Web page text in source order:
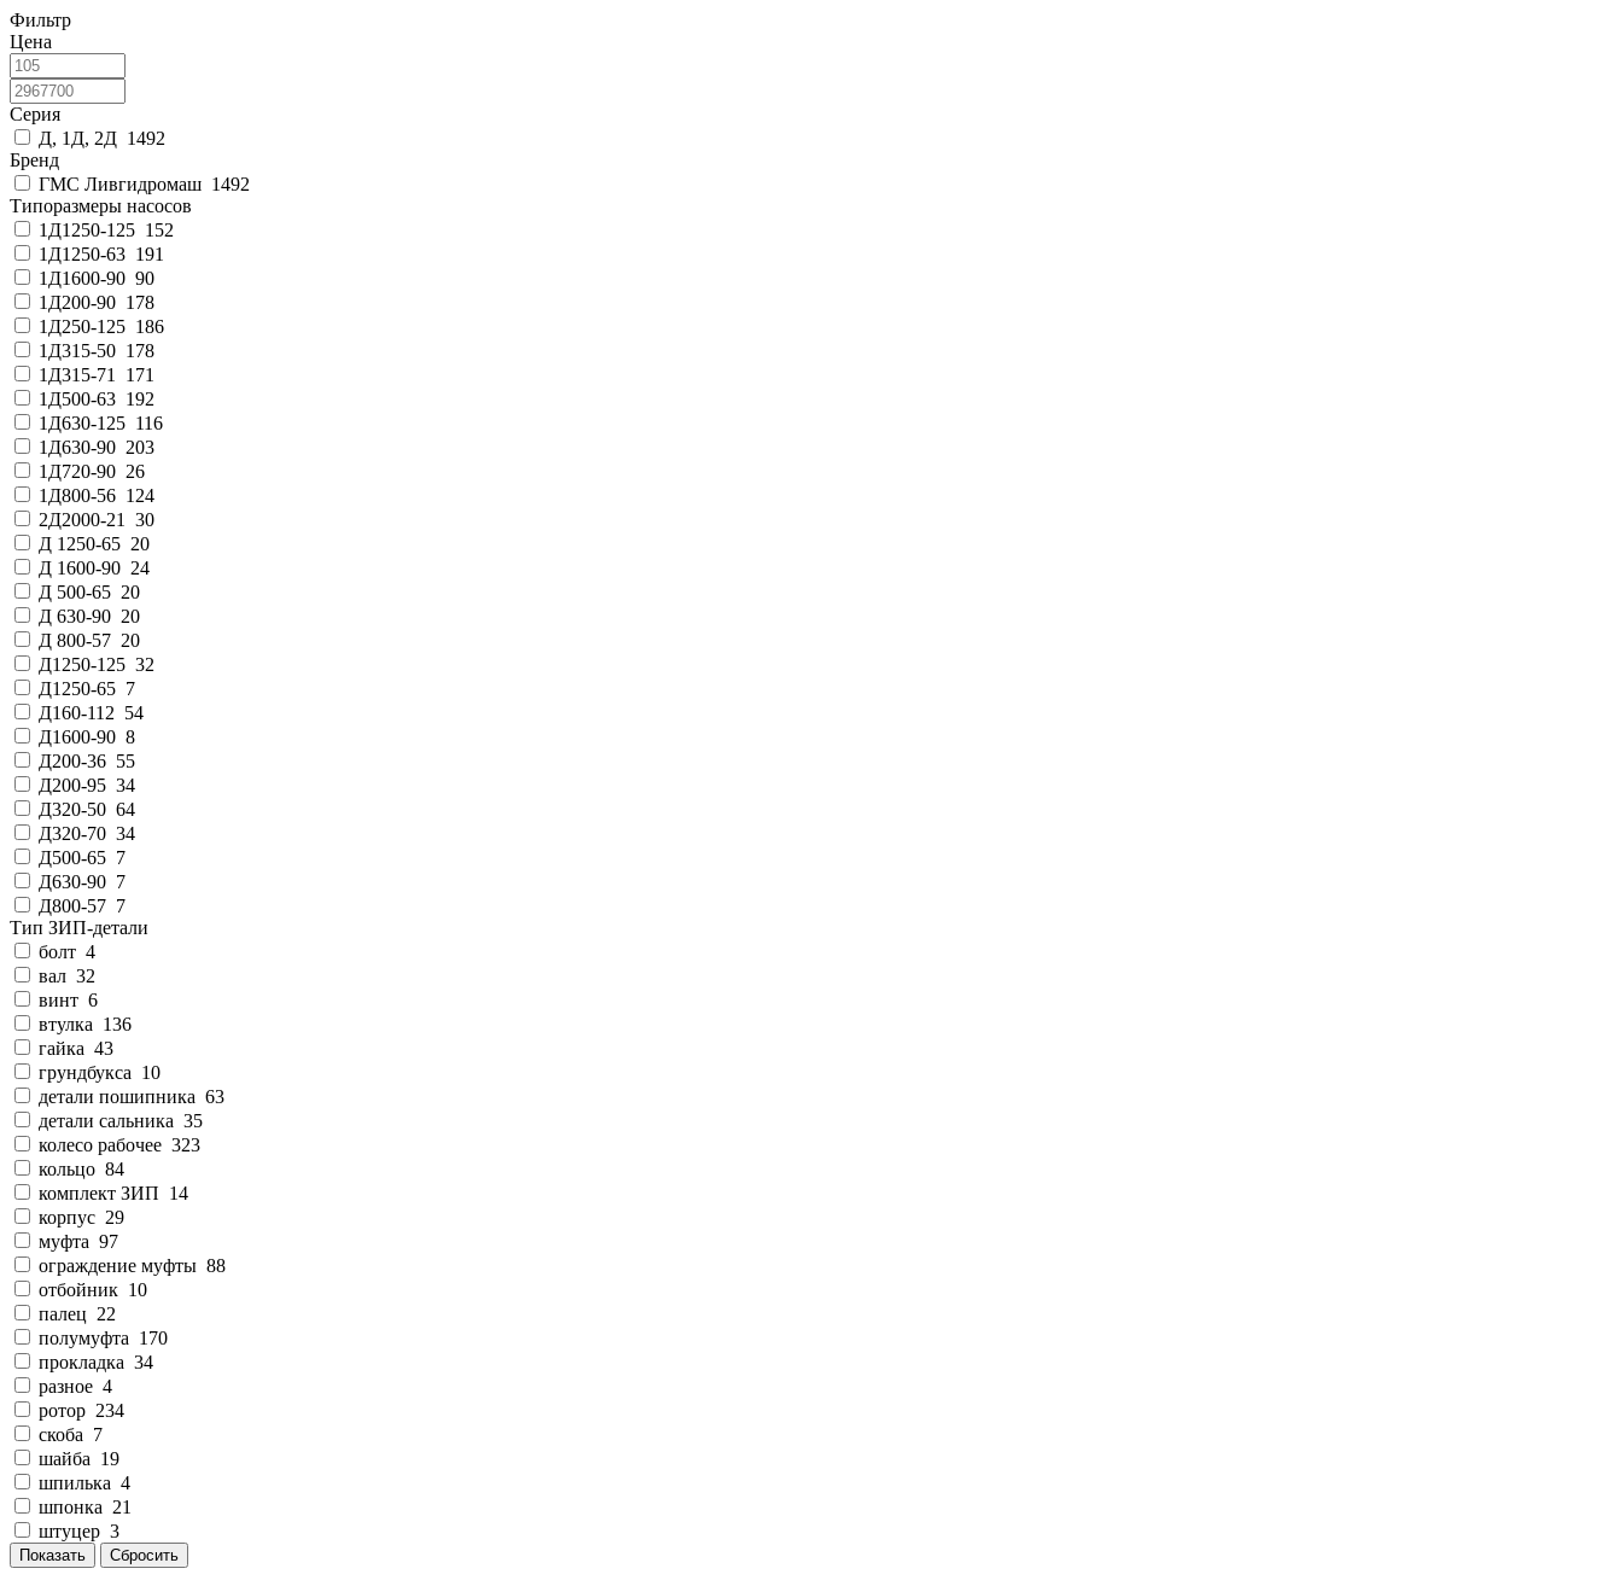
Фильтр
Цена
Серия
Д, 1Д, 2Д 1492
Бренд
ГМС Ливгидромаш 1492
Типоразмеры насосов
1Д1250-125 152
1Д1250-63 191
1Д1600-90 90
1Д200-90 178
1Д250-125 186
1Д315-50 178
1Д315-71 171
1Д500-63 192
1Д630-125 116
1Д630-90 203
1Д720-90 26
1Д800-56 124
2Д2000-21 30
Д 1250-65 20
Д 1600-90 24
Д 500-65 20
Д 630-90 20
Д 800-57 20
Д1250-125 32
Д1250-65 7
Д160-112 54
Д1600-90 8
Д200-36 55
Д200-95 34
Д320-50 64
Д320-70 34
Д500-65 7
Д630-90 7
Д800-57 7
Тип ЗИП-детали
болт 4
вал 32
винт 6
втулка 136
гайка 43
грундбукса 10
детали пошипника 63
детали сальника 35
колесо рабочее 323
кольцо 84
комплект ЗИП 14
корпус 29
муфта 97
ограждение муфты 88
отбойник 10
палец 22
полумуфта 170
прокладка 34
разное 4
ротор 234
скоба 7
шайба 19
шпилька 4
шпонка 21
штуцер 3
Показать Сбросить